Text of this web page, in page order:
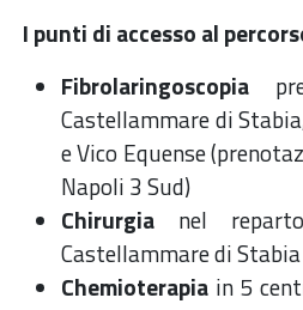
I punti di accesso al
Fibrolaringoscopia
Castellammare di
e Vico Equense
Napoli 3 Sud)
Chirurgia nel
Castellammare di Stabia
Chemioterapia in 5